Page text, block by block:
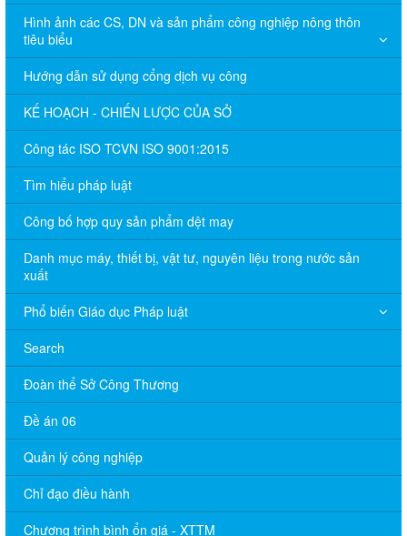
Hình ảnh các CS, DN và sản phẩm công nghiệp nông thôn
tiêu biểu
Hướng dẫn sử dụng cổng dịch vụ công
KẾ HOẠCH - CHIẾN LƯỢC CỦA SỞ
Công tác ISO TCVN ISO 9001:2015
Tìm hiểu pháp luật
Công bố hợp quy sản phẩm dệt may
Danh mục máy, thiết bị, vật tư, nguyên liệu trong nước sản
xuất
Phổ biến Giáo dục Pháp luật
Search
Đoàn thể Sở Công Thương
Đề án 06
Quản lý công nghiệp
Chỉ đạo điều hành
Chương trình bình ổn giá - XTTM